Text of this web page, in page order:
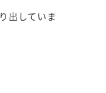
出していま